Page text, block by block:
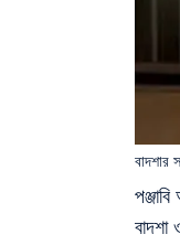
বাদশা
বাদশার